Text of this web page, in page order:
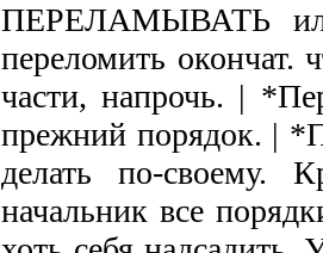
ПЕРЕЛАМЫВАТЬ или
переломить окончат.
части, напрочь. |
прежний порядок. |
делать по-своему.
начальник все